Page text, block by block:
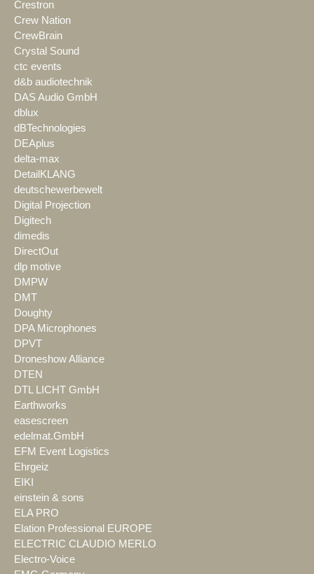
Crestron
Crew Nation
CrewBrain
Crystal Sound
ctc events
d&b audiotechnik
DAS Audio GmbH
dblux
dBTechnologies
DEAplus
delta-max
DetailKLANG
deutschewerbewelt
Digital Projection
Digitech
dimedis
DirectOut
dlp motive
DMPW
DMT
Doughty
DPA Microphones
DPVT
Droneshow Alliance
DTEN
DTL LICHT GmbH
Earthworks
easescreen
edelmat.GmbH
EFM Event Logistics
Ehrgeiz
EIKI
einstein & sons
ELA PRO
Elation Professional EUROPE
ELECTRIC CLAUDIO MERLO
Electro-Voice